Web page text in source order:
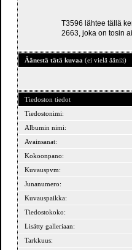
T3596 lähtee tällä
2663, joka on tosin
Äänestä tätä kuvaa (ei vielä ääniä)
Tiedoston tiedot
Tiedostonimi:
Albumin nimi:
Avainsanat:
Kokoonpano:
Kuvauspvm:
Junanumero:
Kuvauspaikka:
Tiedostokoko:
Lisätty galleriaan:
Tarkkuus: